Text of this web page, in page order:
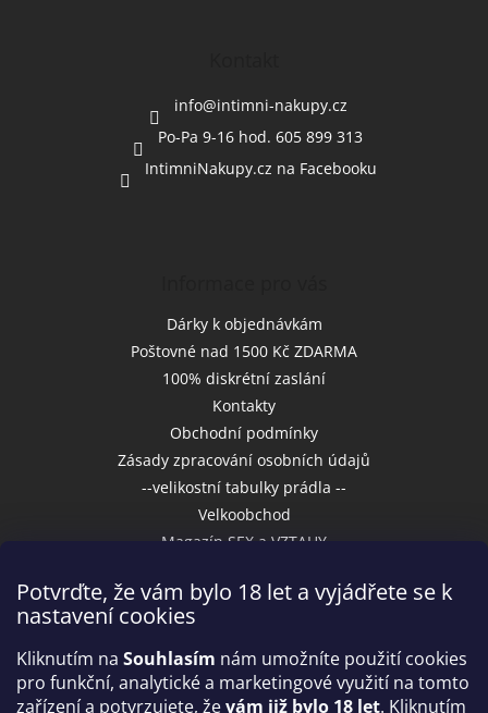
Potvrďte, že vám bylo 18 let a vyjádřete se k
nastavení cookies
Kliknutím na Souhlasím nám umožníte použití cookies
pro funkční, analytické a marketingové využití na tomto
zařízení a potvrzujete, ževám již bylo 18 let. Kliknutím
info@intimni-nakupy.cz
Po-Pa 9-16 hod. 605 899 313
IntimniNakupy.cz na Facebooku
Dárky k objednávkám
Poštovné nad 1500 Kč ZDARMA
100% diskrétní zaslání
Kontakty
Obchodní podmínky
Zásady zpracování osobních údajů
--velikostní tabulky prádla --
Velkoobchod
Magazín SEX a VZTAHY
Přijímáme online platby